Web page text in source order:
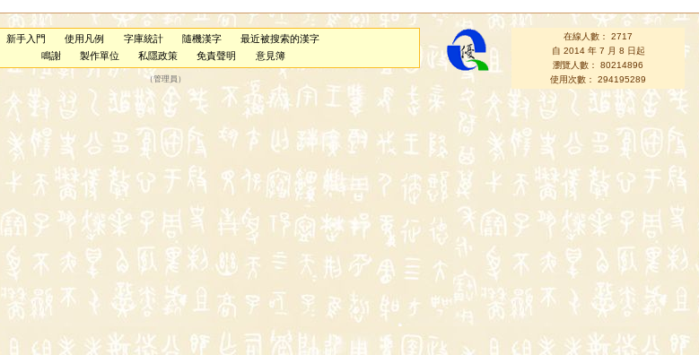
新手入門 使用凡例 字庫統計 隨機漢字
最近被搜索的漢字
鳴謝
製作單位 私隱政策 免責聲明 意見簿
（管理員 ）
在線人數： 2717
自 2014 年 7 月 8 日起
瀏覽人數： 80214896
使用次數： 294195289